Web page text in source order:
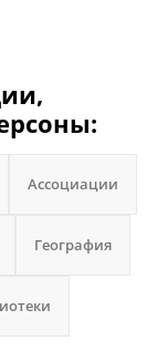
Ассоциации
География